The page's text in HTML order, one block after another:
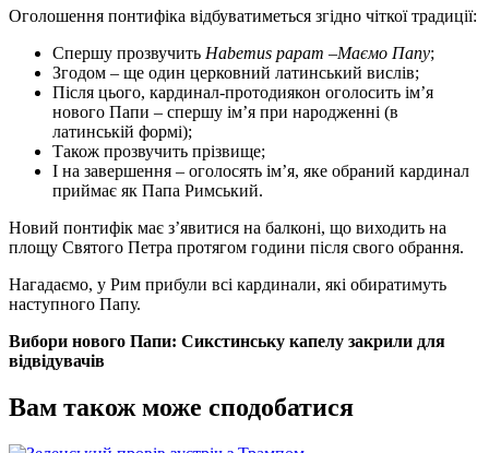
Оголошення понтифіка відбуватиметься згідно чіткої традиції:
Спершу прозвучить Habemus papam –Маємо Папу;
Згодом – ще один церковний латинський вислів;
Після цього, кардинал-протодиякон оголосить ім’я
нового Папи – спершу ім’я при народженні (в
латинській формі);
Також прозвучить прізвище;
І на завершення – оголосять ім’я, яке обраний кардинал
приймає як Папа Римський.
Новий понтифік має з’явитися на балконі, що виходить на
площу Святого Петра протягом години після свого обрання.
Нагадаємо, у Рим прибули всі кардинали, які обиратимуть
наступного Папу.
Вибори нового Папи: Сикстинську капелу закрили для
відвідувачів
Вам також може сподобатися